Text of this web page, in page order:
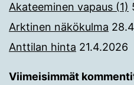
Akateeminen vapaus (1)
Arktinen näkökulma
Anttilan hinta 21.4.2026
Viimeisimmät